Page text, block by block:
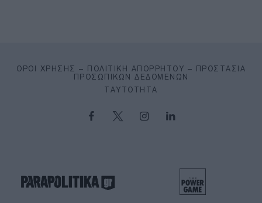
ΌΡΟΙ ΧΡΉΣΗΣ – ΠΟΛΙΤΙΚΉ ΑΠΟΡΡΉΤΟΥ – ΠΡΟΣΤΑΣΊΑ
ΠΡΟΣΩΠΙΚΏΝ ΔΕΔΟΜΈΝΩΝ
ΤΑΥΤΌΤΗΤΑ